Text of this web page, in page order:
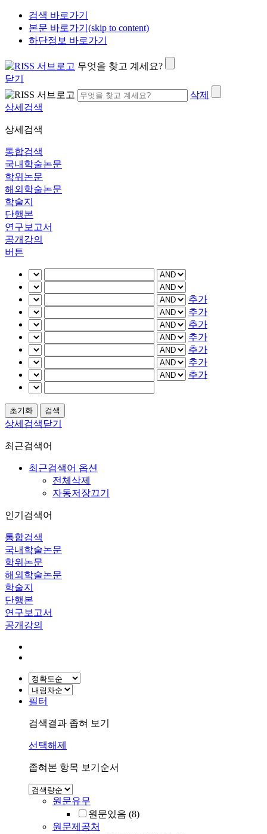
검색 바로가기
본문 바로가기(skip to content)
하단정보 바로가기
무엇을 찾고 계세요?
닫기
삭제
상세검색
상세검색
통합검색
국내학술논문
학위논문
해외학술논문
학술지
단행본
연구보고서
공개강의
버튼
추가
추가
추가
추가
추가
추가
추가
상세검색닫기
최근검색어
최근검색어 옵션
전체삭제
자동저장끄기
인기검색어
통합검색
국내학술논문
학위논문
해외학술논문
학술지
단행본
연구보고서
공개강의
필터
검색결과 좁혀 보기
선택해제
좁혀본 항목 보기순서
원문유무
원문있음 (8)
원문제공처